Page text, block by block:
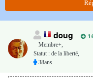
doug
1
Membre+,
Statut : de la liberté,
38ans